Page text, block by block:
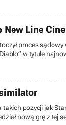
New Line
proces
w tytule
to spowodowane
dotyczące zmiany
pozycji jak
nową grę z tej